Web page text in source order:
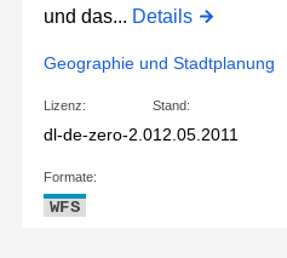
und das... Details
Geographie und Stadtplanung
Lizenz:
dl-de-zero-2.0
Stand:
12.05.2011
Formate:
WFS